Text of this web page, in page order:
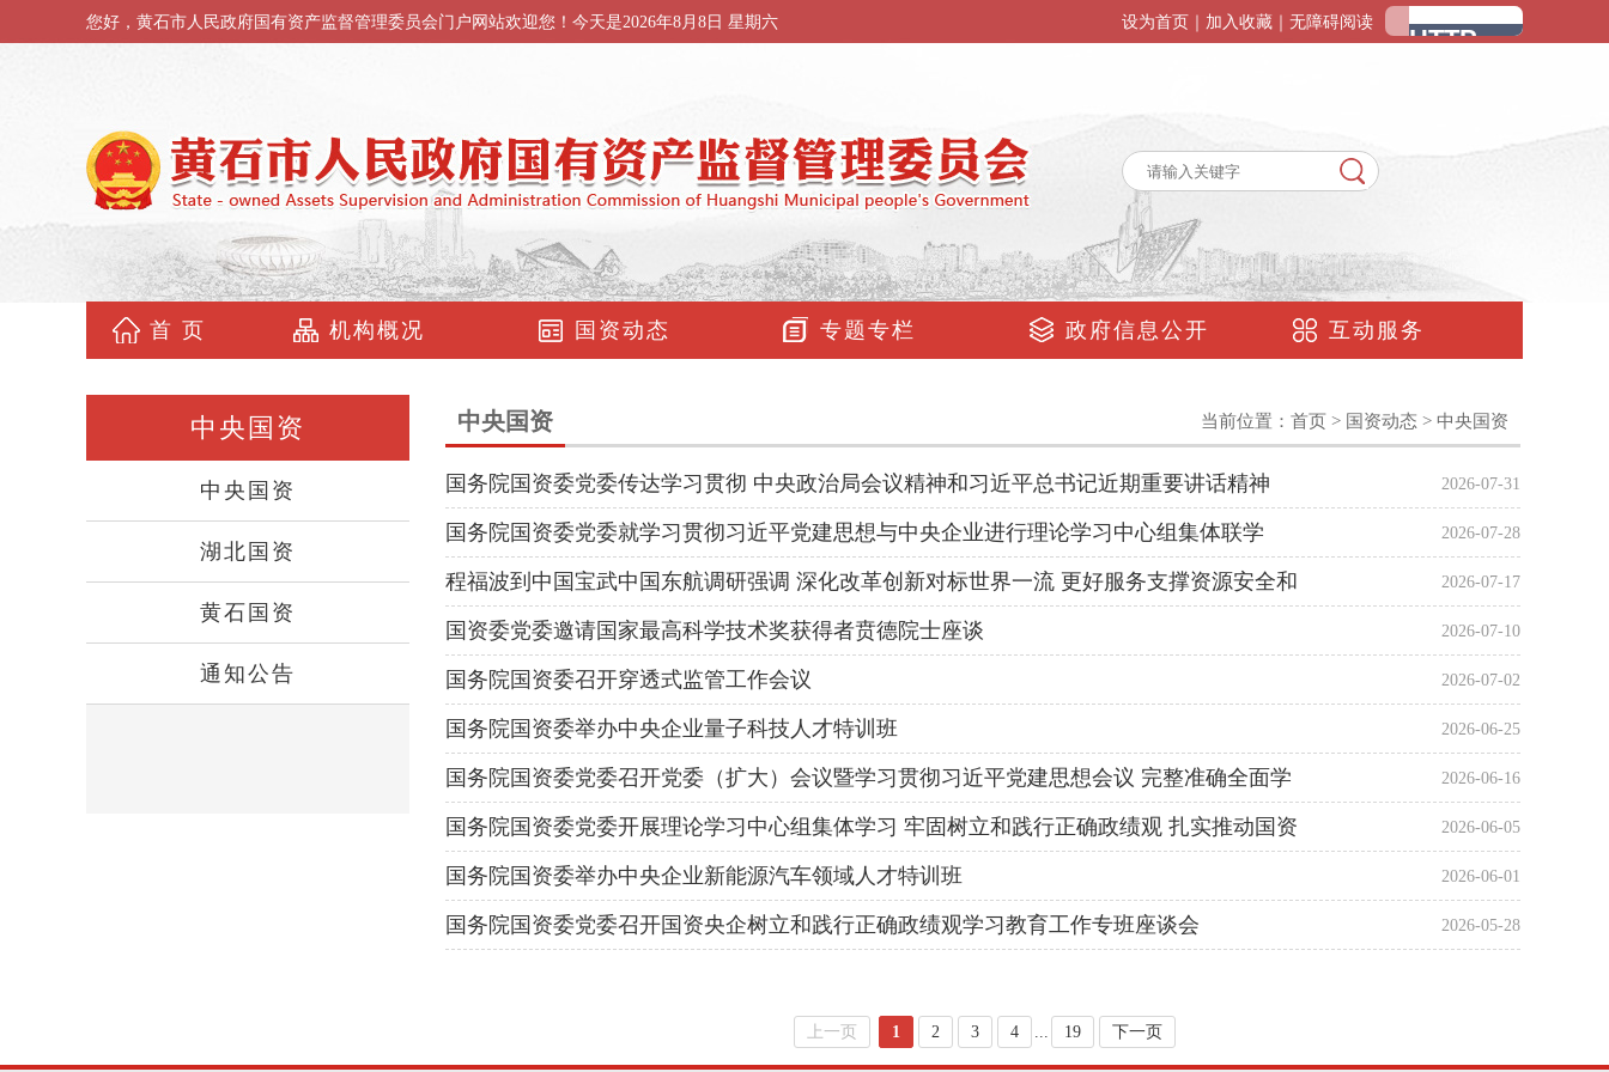
您好，黄石市人民政府国有资产监督管理委员会门户网站欢迎您！今天是2026年8月8日 星期六 设为首页 加入收藏 无障碍阅读
首 页 机构概况 国资动态 专题专栏 政府信息公开 互动服务
中央国资
中央国资
湖北国资
黄石国资
通知公告
当前位置： 首页 > 国资动态 > 中央国资
中央国资
2026-07-31
国务院国资委党委传达学习贯彻 中央政治局会议精神和习近平总书记近期重要讲话精神
2026-07-28
国务院国资委党委就学习贯彻习近平党建思想与中央企业进行理论学习中心组集体联学
2026-07-17
程福波到中国宝武中国东航调研强调 深化改革创新对标世界一流 更好服务支撑资源安全和
交通强国建设 2026-07-10
国资委党委邀请国家最高科学技术奖获得者贲德院士座谈
2026-07-02
国务院国资委召开穿透式监管工作会议
2026-06-25
国务院国资委举办中央企业量子科技人才特训班
2026-06-16
国务院国资委党委召开党委（扩大）会议暨学习贯彻习近平党建思想会议 完整准确全面学
习领悟习近平党建思想 以高质量党建引领保障国资央企高质量发展 2026-06-05
国务院国资委党委开展理论学习中心组集体学习 牢固树立和践行正确政绩观 扎实推动国资
央企高质量发展 2026-06-01
国务院国资委举办中央企业新能源汽车领域人才特训班
2026-05-28
国务院国资委党委召开国资央企树立和践行正确政绩观学习教育工作专班座谈会
上一页 1 2 3 4 ... 19 下一页